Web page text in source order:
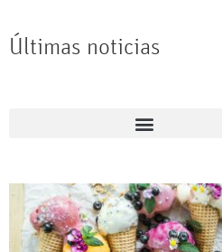
Últimas noticias